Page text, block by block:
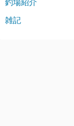
釣場紹介
雑記